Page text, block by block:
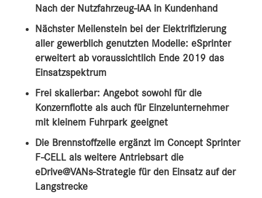
Nach der Nutzfahrzeug-IAA in Kundenhand
Nächster Meilenstein bei der Elektrifizierung
aller gewerblich genutzten Modelle: eSprinter
erweitert ab voraussichtlich Ende 2019 das
Einsatzspektrum
Frei skalierbar: Angebot sowohl für die
Konzernflotte als auch für Einzelunternehmer
mit kleinem Fuhrpark geeignet
Die Brennstoffzelle ergänzt im Concept Sprinter
F-CELL als weitere Antriebsart die
eDrive@VANs-Strategie für den Einsatz auf der
Langstrecke